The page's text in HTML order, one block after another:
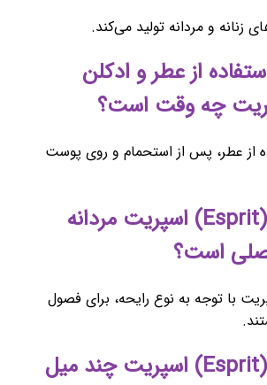
زنانه و مردانه تولید می‌کند.
از عطر و ادکلن
از عطر، پس از استحمام و روی پوست
عطر و ادکلن (Esprit) اسپریت مردانه
است؟
با توجه به نوع رایحه، برای فصول
عطر و ادکلن (Esprit) اسپریت چند میل